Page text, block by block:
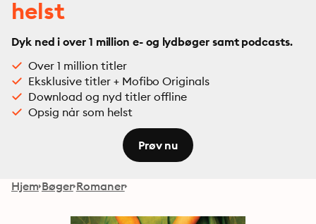
helst
Dyk ned i over 1 million e- og lydbøger samt podcasts.
Over 1 million titler
Eksklusive titler + Mofibo Originals
Download og nyd titler offline
Opsig når som helst
Prøv nu
Hjem Bøger Romaner